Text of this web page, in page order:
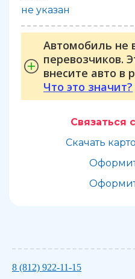
не указан
Автомобиль не
перевозчиков.
внесите авто в
Что это значит?
Связаться
Скачать
8 (812) 922-11-15